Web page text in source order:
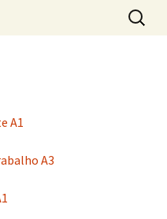
por:
A1
A3